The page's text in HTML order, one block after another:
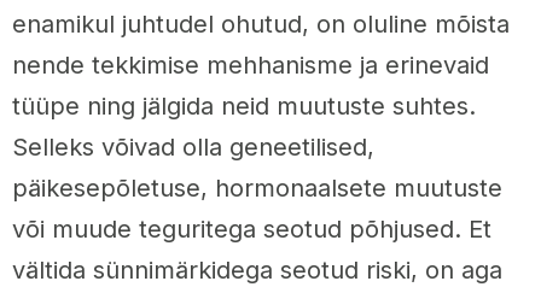
enamikul juhtudel ohutud, on oluline mõista
nende tekkimise mehhanisme ja erinevaid
tüüpe ning jälgida neid muutuste suhtes.
Selleks võivad olla geneetilised,
päikesepõletuse, hormonaalsete muutuste
või muude teguritega seotud põhjused. Et
vältida sünnimärkidega seotud riski, on aga